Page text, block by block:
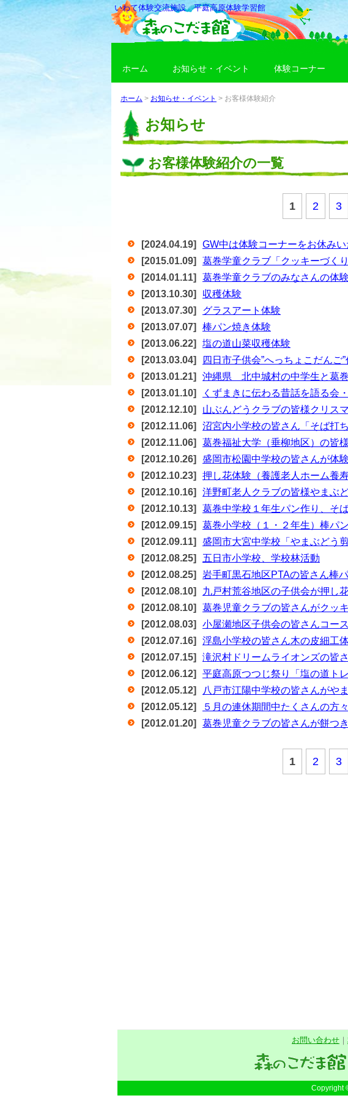
いわて体験交流施設 平庭高原体験学習館
ホーム お知らせ・イベント 体験コーナー
ホーム > お知らせ・イベント > お客様体験紹介
お知らせ
お客様体験紹介の一覧
1 2 3
[2024.04.19]
GW中は体験コーナーをお休み
[2015.01.09]
葛巻学童クラブ「クッキーづくり
[2014.01.11]
葛巻学童クラブのみなさんの体験
[2013.10.30]
収穫体験
[2013.07.30]
グラスアート体験
[2013.07.07]
棒パン焼き体験
[2013.06.22]
塩の道山菜収穫体験
[2013.03.04]
四日市子供会”へっちょこだんご
[2013.01.21]
沖縄県 北中城村の中学生と葛巻
[2013.01.10]
くずまきに伝わる昔話を語る会
[2012.12.10]
山ぶんどうクラブの皆様クリス
[2012.11.06]
沼宮内小学校の皆さん「そば打ち
[2012.11.06]
葛巻福祉大学（垂柳地区）の皆
[2012.10.26]
盛岡市松園中学校の皆さんが体
[2012.10.23]
押し花体験（養護老人ホーム養寿
[2012.10.16]
洋野町老人クラブの皆様やまぶ
[2012.10.13]
葛巻中学校１年生パン作り、そ
[2012.09.15]
葛巻小学校（１・２年生）棒パ
[2012.09.11]
盛岡市大宮中学校「やまぶどう剪
[2012.08.25]
五日市小学校、学校林活動
[2012.08.25]
岩手町黒石地区PTAの皆さん棒
[2012.08.10]
九戸村荒谷地区の子供会が押し
[2012.08.10]
葛巻児童クラブの皆さんがクッ
[2012.08.03]
小屋瀬地区子供会の皆さんコー
[2012.07.16]
浮島小学校の皆さん木の皮細工
[2012.07.15]
滝沢村ドリームライオンズの皆
[2012.06.12]
平庭高原つつじ祭り「塩の道トレ
[2012.05.12]
八戸市江陽中学校の皆さんがやまぶ
[2012.05.12]
５月の連休期間中たくさんの方々
[2012.01.20]
葛巻児童クラブの皆さんが餅つ
1 2 3
お問い合わせ ｜
Copyright